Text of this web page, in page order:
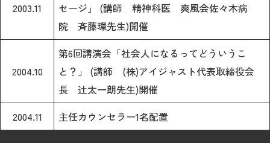
2026年9月入学者向け 新入生サイト
MGグッズ オンラインショップ
（外部サイト）
2003.11
セージ」 (講師 精神科医 爽風会佐々木病
院 斉藤環先生)開催
2004.10
第6回講演会「社会人になるってどういうこ
と？」 (講師 (株)アイジャスト代表取締役会
長 辻太一朗先生)開催
2004.11
主任カウンセラー1名配置